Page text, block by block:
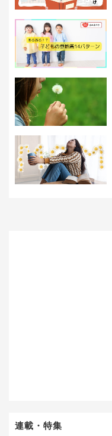
連載・特集